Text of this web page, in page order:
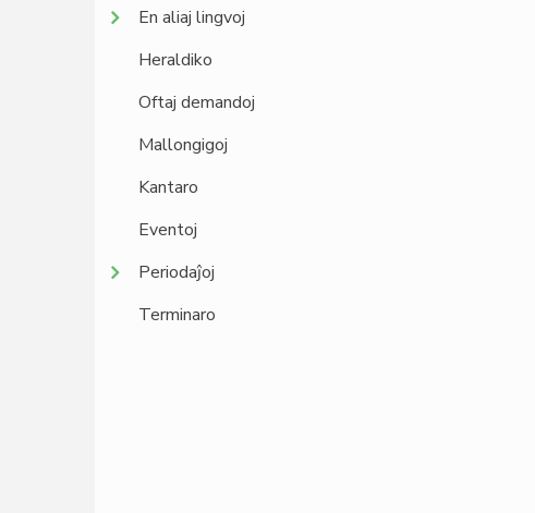
En aliaj lingvoj
Heraldiko
Oftaj demandoj
Mallongigoj
Kantaro
Eventoj
Periodaĵoj
Terminaro